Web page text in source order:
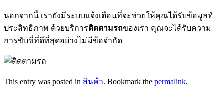
นอกจากนี้ เรายังมีระบบแจ้งเตือนที่จะช่วยให้คุณได้รับข้อ
ประสิทธิภาพ ด้วยบริการติดตามรถของเรา คุณจะได้รับควา
การขับขี่ที่ดีที่สุดอย่างไม่มีข้อจำกัด
This entry was posted in สินค้า. Bookmark the permalink.